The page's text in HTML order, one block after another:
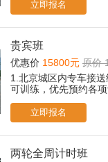
听可后台提交报名，
系！）
立即报名
贵宾班
优惠价 15800元 原价
1.北京城区内专车接
可训练，优先预约各
人工+智能/传统教学
专属贵宾休息室茶歇、
点；6.取证后，赠送
立即报名
两轮全周计时班